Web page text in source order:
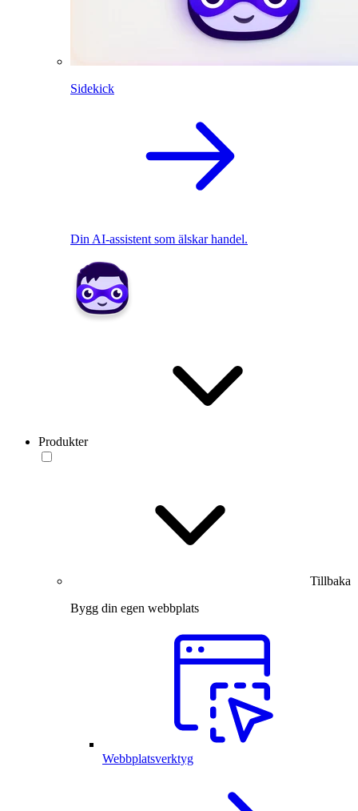
Sidekick
Din AI-assistent som älskar handel.
Produkter
Tillbaka
Bygg din egen webbplats
Webbplatsverktyg